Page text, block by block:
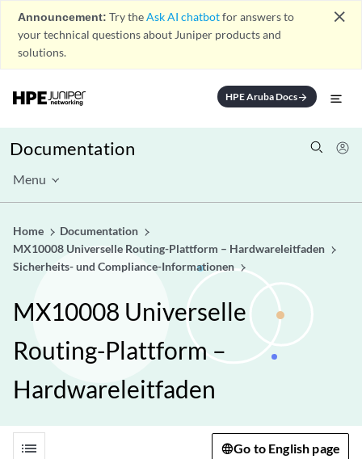
Announcement: Try theAsk AI chatbotfor answers to
your technical questions about Juniper products and
solutions.
close
HPE Aruba Docsarrow_forward
Documentation
Menu
Home
Documentation
MX10008 Universelle Routing-Plattform – Hardwareleitfaden
Sicherheits- und Compliance-Informationen
MX10008 Universelle
Routing-Plattform –
Hardwareleitfaden
list Go to English page